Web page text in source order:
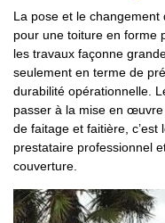
La pose et le
pour une toiture en forme
les travaux façonne
seulement en terme de
durabilité opérationnelle.
passer à la mise en
de faitage et faitière,
prestataire professionnel
couverture.